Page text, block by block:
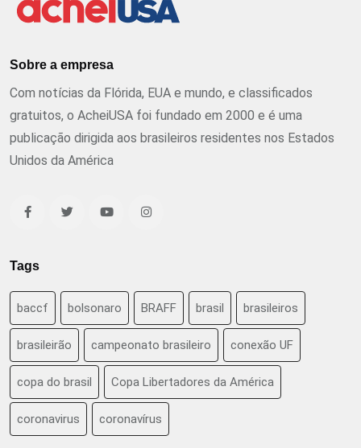
Sobre a empresa
Com notícias da Flórida, EUA e mundo, e classificados
gratuitos, o AcheiUSA foi fundado em 2000 e é uma
publicação dirigida aos brasileiros residentes nos Estados
Unidos da América
Tags
baccf bolsonaro BRAFF brasil brasileiros
brasileirão campeonato brasileiro conexão UF
copa do brasil Copa Libertadores da América
coronavirus coronavírus